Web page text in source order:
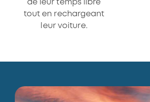
de leur temps libre
tout en rechargeant
leur voiture.